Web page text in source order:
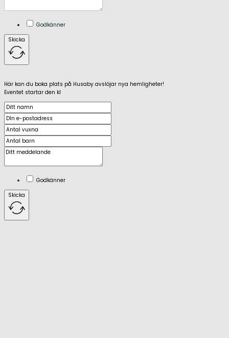
Godkänner
Skicka
Här kan du boka plats på Husaby avslöjar nya hemligheter!
Eventet startar den kl
Godkänner
Skicka